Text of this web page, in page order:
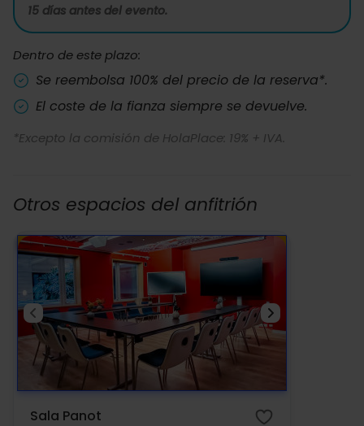
15 días antes del evento.
Dentro de este plazo:
Se reembolsa 100% del precio de la reserva*.
El coste de la fianza siempre se devuelve.
*Excepto la comisión de HolaPlace: 19% + IVA.
Otros espacios del anfitrión
Sala Panot